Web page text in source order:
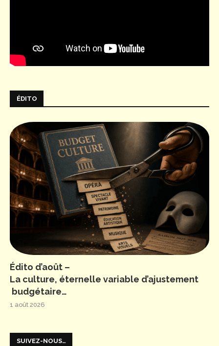
ÉDITO
Édito d’août –
La culture, éternelle variable d’ajustement
budgétaire…
1 août 2026
SUIVEZ-NOUS…